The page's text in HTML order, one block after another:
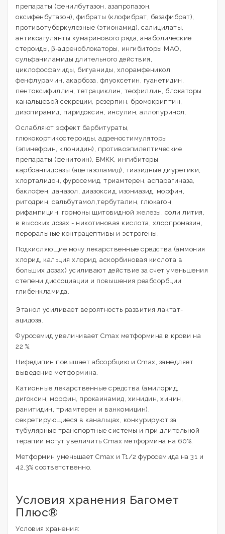
препараты (фенилбутазон, азапропазон,
оксифенбутазон), фибраты (клофибрат, безафибрат),
противотуберкулезные (этионамид), салицилаты,
антикоагулянты кумаринового ряда, анаболические
стероиды, β-адреноблокаторы, ингибиторы МАО,
сульфаниламиды длительного действия,
циклофосфамиды, бигуаниды, хлорамфеникол,
фенфлурамин, акарбоза, флуоксетин, гуанетидин,
пентоксифиллин, тетрациклин, теофиллин, блокаторы
канальцевой секреции, резерпин, бромокриптин,
дизопирамид, пиридоксин, инсулин, аллопуринол.
Ослабляют эффект барбитураты,
глюкокортикостероиды, адреностимуляторы
(эпинефрин, клонидин), противоэпилептические
препараты (фенитоин), БМКК, ингибиторы
карбоангидразы (ацетазоламид), тиазидные диуретики,
хлорталидон, фуросемид, триамтерен, аспарагиназа,
баклофен, даназол, диазоксид, изониазид, морфин,
ритодрин, сальбутамол,тербуталин, глюкагон,
рифампицин, гормоны щитовидной железы, соли лития,
в высоких дозах - никотиновая кислота, хлорпромазин,
пероральные контрацептивы и эстрогены.
Подкисляющие мочу лекарственные средства (аммония
хлорид, кальция хлорид, аскорбиновая кислота в
больших дозах) усиливают действие за счет уменьшения
степени диссоциации и повышения реабсорбции
глибенкламида.
Этанол усиливает вероятность развития лактат-
ацидоза.
Фуросемид увеличивает Cmax метформина в крови на
22 %.
Нифедипин повышает абсорбцию и Cmax, замедляет
выведение метформина.
Катионные лекарственные средства (амилорид,
дигоксин, морфин, прокаинамид, хинидин, хинин,
ранитидин, триамтерен и ванкомицин),
секретирующиеся в канальцах, конкурируют за
тубулярные транспортные системы и при длительной
терапии могут увеличить Cmax метформина на 60%.
Метформин уменьшает Cmax и T1/2 фуросемида на 31 и
42.3% соответственно.
Условия хранения Багомет
Плюс®
Условия хранения: